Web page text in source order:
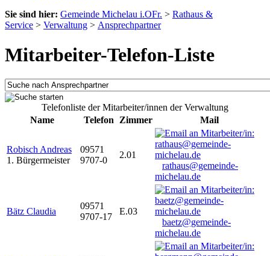
Sie sind hier: Gemeinde Michelau i.OFr. > Rathaus &
Service > Verwaltung > Ansprechpartner
Mitarbeiter-Telefon-Liste
Telefonliste der Mitarbeiter/innen der Verwaltung
Name
Telefon Zimmer Mail
Robisch Andreas
1. Bürgermeister
09571
9707-0
2.01
rathaus@gemeinde-
michelau.de
Bätz Claudia
09571
9707-17
E.03
baetz@gemeinde-
michelau.de